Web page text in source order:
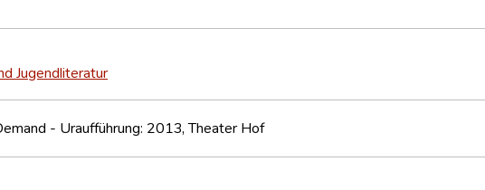
Jugendliteratur
- Uraufführung: 2013, Theater Hof